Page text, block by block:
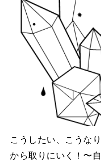
こうしたい、こうな
から取りにいく！〜